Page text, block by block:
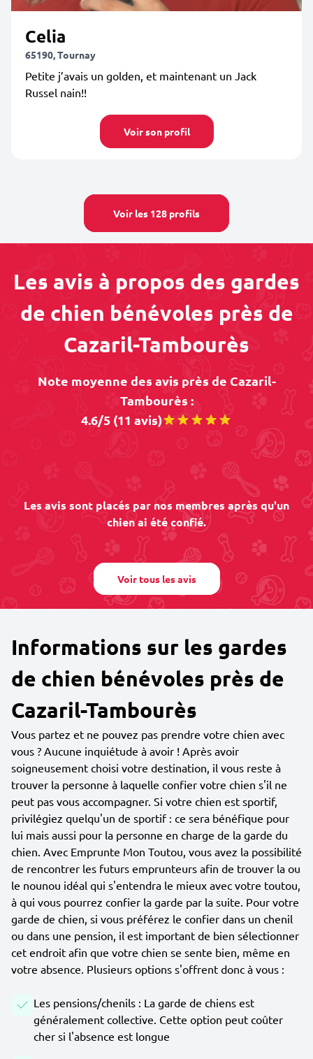
Celia
65190, Tournay
Petite j’avais un golden, et maintenant un Jack
Russel nain!!
Voir son profil
Voir les 128 profils
Les avis à propos des gardes
de chien bénévoles près de
Cazaril-Tambourès
Note moyenne des avis près de Cazaril-
Tambourès :
4.6/5 (11 avis)
Les avis sont placés par nos membres après qu'un
chien ai été confié.
Voir tous les avis
Informations sur les gardes
de chien bénévoles près de
Cazaril-Tambourès
Vous partez et ne pouvez pas prendre votre chien avec
vous ? Aucune inquiétude à avoir ! Après avoir
soigneusement choisi votre destination, il vous reste à
trouver la personne à laquelle confier votre chien s'il ne
peut pas vous accompagner. Si votre chien est sportif,
privilégiez quelqu'un de sportif : ce sera bénéfique pour
lui mais aussi pour la personne en charge de la garde du
chien. Avec Emprunte Mon Toutou, vous avez la possibilité
de rencontrer les futurs emprunteurs afin de trouver la ou
le nounou idéal qui s'entendra le mieux avec votre toutou,
à qui vous pourrez confier la garde par la suite. Pour votre
garde de chien, si vous préférez le confier dans un chenil
ou dans une pension, il est important de bien sélectionner
cet endroit afin que votre chien se sente bien, même en
votre absence. Plusieurs options s'offrent donc à vous :
Les pensions/chenils : La garde de chiens est
généralement collective. Cette option peut coûter
cher si l'absence est longue